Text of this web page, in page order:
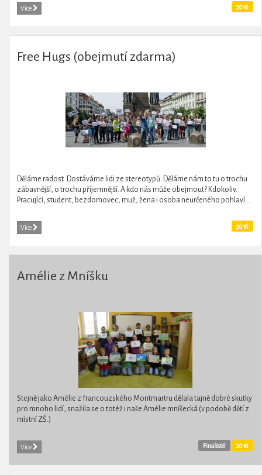
Více 2016
Free Hugs (obejmutí zdarma)
Děláme radost. Dostáváme lidi ze stereotypů. Děláme nám to tu o trochu
zábavnější, o trochu příjemnější. A kdo nás může obejmout? Kdokoliv.
Pracující, student, bezdomovec, muž, žena i osoba neurčeného pohlaví....
Více 2016
Amélie z Mníšku
Stejně jako Amélie z francouzského Montmartru dělala tajně dobré skutky
pro mnoho lidí, snažila se o totéž i naše Amélie mníšecká (v podobě dětí z
místní ZŠ.)
Více 2016
Finalisté